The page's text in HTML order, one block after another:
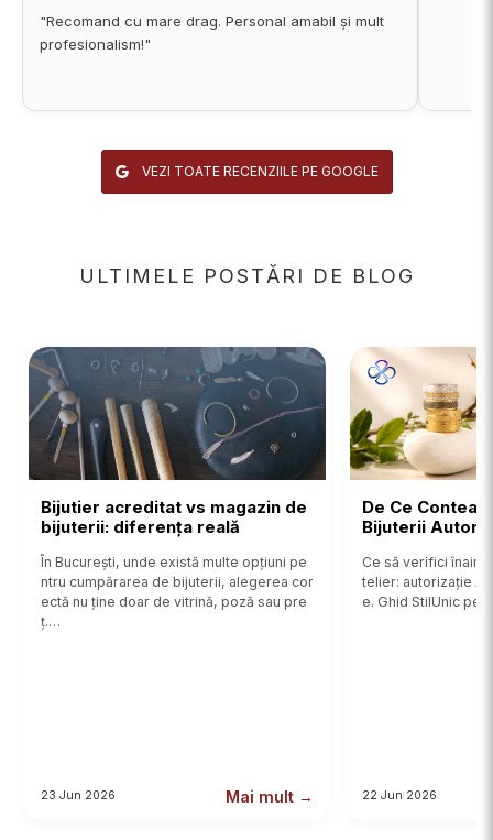
"Recomand cu mare drag. Personal amabil și mult
profesionalism!"
VEZI TOATE RECENZIILE PE GOOGLE
ULTIMELE POSTĂRI DE BLOG
Bijutier acreditat vs magazin de
bijuterii: diferența reală
În București, unde există multe opțiuni pe
ntru cumpărarea de bijuterii, alegerea cor
ectă nu ține doar de vitrină, poză sau pre
ț.…
23 Jun 2026 Mai mult →
De Ce
Bijuterii
Ce să verifici
telier: autorizație
e. Ghid StilUnic
22 Jun 2026